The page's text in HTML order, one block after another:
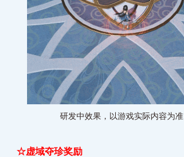
研发中效果，以游戏实际内容为准
☆虚域夺珍奖励